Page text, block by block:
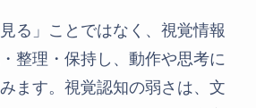
る」ことではなく、視覚情報
整理・保持し、動作や思考に
ます。視覚認知の弱さは、文